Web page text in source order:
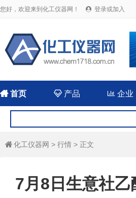
您好，欢迎来到化工仪器网！  登录或加入
首页 产品  企业
 化工仪器网 > 行情 > 正文
7月8日生意社